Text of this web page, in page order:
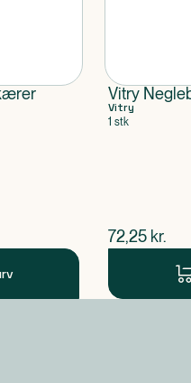
Vitry
Vitry
1 stk
$
72,25 kr.